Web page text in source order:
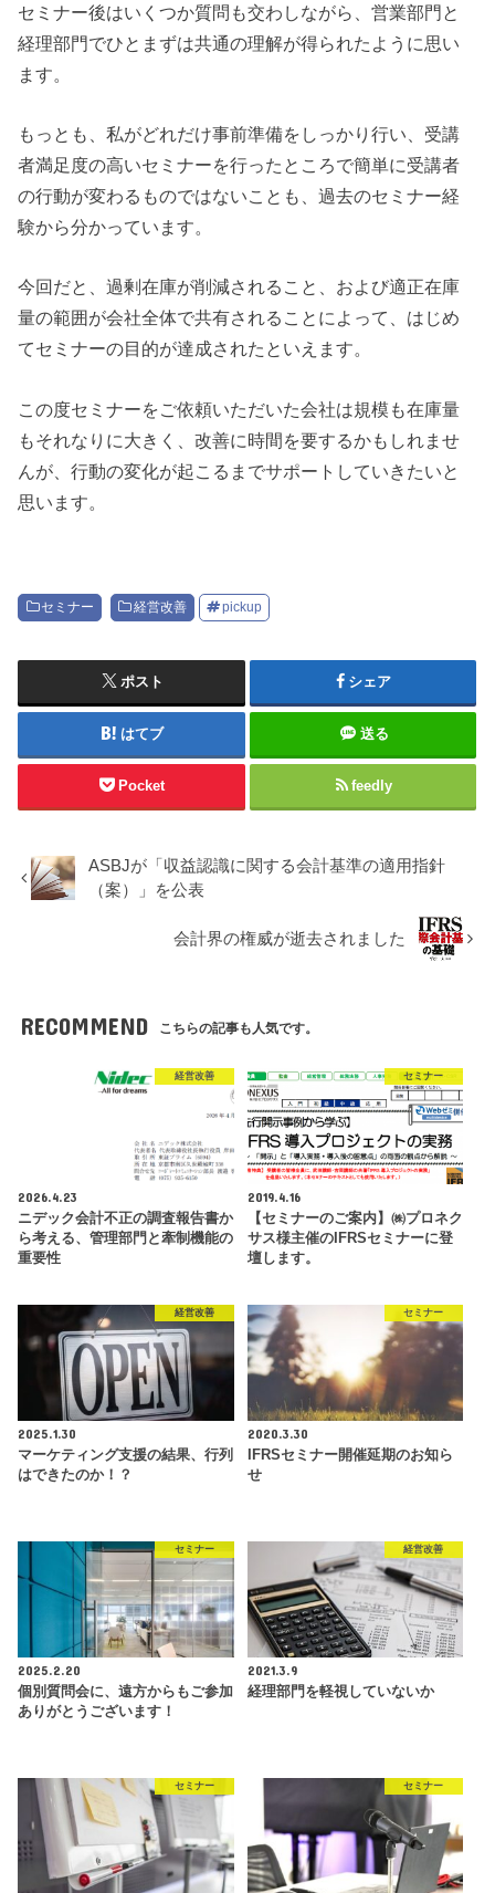
セミナー後はいくつか質問も交わしながら、営業部門と
経理部門でひとまずは共通の理解が得られたように思い
ます。
もっとも、私がどれだけ事前準備をしっかり行い、受講
者満足度の高いセミナーを行ったところで簡単に受講者
の行動が変わるものではないことも、過去のセミナー経
験から分かっています。
今回だと、過剰在庫が削減されること、および適正在庫
量の範囲が会社全体で共有されることによって、はじめ
てセミナーの目的が達成されたといえます。
この度セミナーをご依頼いただいた会社は規模も在庫量
もそれなりに大きく、改善に時間を要するかもしれませ
んが、行動の変化が起こるまでサポートしていきたいと
思います。
セミナー 経営改善 pickup
ポスト シェア
はてブ 送る
Pocket feedly
ASBJが「収益認識に関する会計基準の適用指針
（案）」を公表
会計界の権威が逝去されました
RECOMMEND こちらの記事も人気です。
経営改善
2026.4.23
ニデック会計不正の調査報告書か
ら考える、管理部門と牽制機能の
重要性
セミナー
2019.4.16
【セミナーのご案内】㈱プロネク
サス様主催のIFRSセミナーに登
壇します。
経営改善
2025.1.30
マーケティング支援の結果、行列
はできたのか！？
セミナー
2020.3.30
IFRSセミナー開催延期のお知ら
せ
セミナー
2025.2.20
個別質問会に、遠方からもご参加
ありがとうございます！
経営改善
2021.3.9
経理部門を軽視していないか
セミナー セミナー